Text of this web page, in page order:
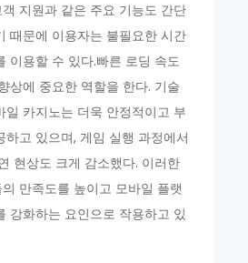
지원과 같은 주요 기능도 간단
때문에 이용자는 불필요한 시간
이용할 수 있다.빠른 로딩 속도
상에 중요한 역할을 한다. 기술
일 카지노는 더욱 안정적이고 부
하고 있으며, 게임 실행 과정에서
현상도 크게 감소했다. 이러한
만족도를 높이고 모바일 플랫
강화하는 요인으로 작용하고 있